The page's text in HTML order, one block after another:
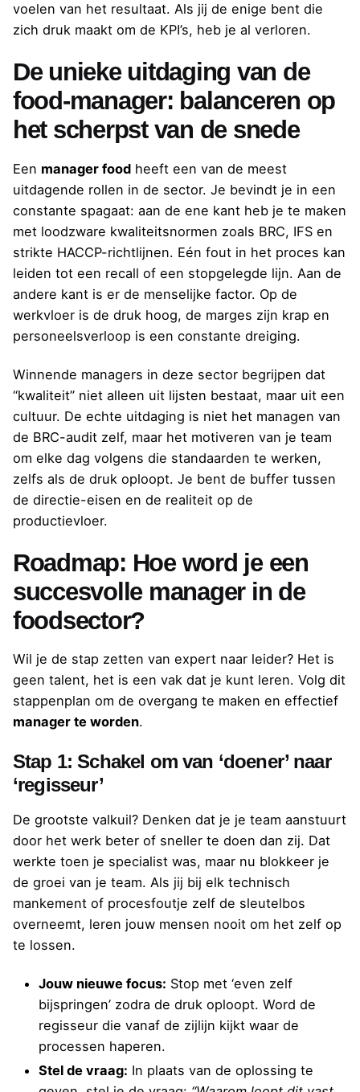
voelen van het resultaat. Als jij de enige bent die
zich druk maakt om de KPI’s, heb je al verloren.
De unieke uitdaging van de
food-manager: balanceren op
het scherpst van de snede
Een manager food heeft een van de meest
uitdagende rollen in de sector. Je bevindt je in een
constante spagaat: aan de ene kant heb je te maken
met loodzware kwaliteitsnormen zoals BRC, IFS en
strikte HACCP-richtlijnen. Eén fout in het proces kan
leiden tot een recall of een stopgelegde lijn. Aan de
andere kant is er de menselijke factor. Op de
werkvloer is de druk hoog, de marges zijn krap en
personeelsverloop is een constante dreiging.
Winnende managers in deze sector begrijpen dat
“kwaliteit” niet alleen uit lijsten bestaat, maar uit een
cultuur. De echte uitdaging is niet het managen van
de BRC-audit zelf, maar het motiveren van je team
om elke dag volgens die standaarden te werken,
zelfs als de druk oploopt. Je bent de buffer tussen
de directie-eisen en de realiteit op de
productievloer.
Roadmap: Hoe word je een
succesvolle manager in de
foodsector?
Wil je de stap zetten van expert naar leider? Het is
geen talent, het is een vak dat je kunt leren. Volg dit
stappenplan om de overgang te maken en effectief
manager te worden.
Stap 1: Schakel om van ‘doener’ naar
‘regisseur’
De grootste valkuil? Denken dat je je team aanstuurt
door het werk beter of sneller te doen dan zij. Dat
werkte toen je specialist was, maar nu blokkeer je
de groei van je team. Als jij bij elk technisch
mankement of procesfoutje zelf de sleutelbos
overneemt, leren jouw mensen nooit om het zelf op
te lossen.
Jouw nieuwe focus: Stop met ‘even zelf
bijspringen’ zodra de druk oploopt. Word de
regisseur die vanaf de zijlijn kijkt waar de
processen haperen.
Stel de vraag: In plaats van de oplossing te